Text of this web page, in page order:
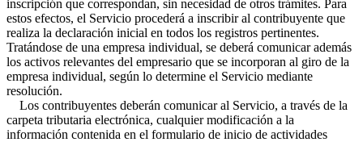
inscripción que correspondan, sin necesidad de otros trámites. Para
estos efectos, el Servicio procederá a inscribir al contribuyente que
realiza la declaración inicial en todos los registros pertinentes.
Tratándose de una empresa individual, se deberá comunicar además
los activos relevantes del empresario que se incorporan al giro de la
empresa individual, según lo determine el Servicio mediante
resolución.
Los contribuyentes deberán comunicar al Servicio, a través de la
carpeta tributaria electrónica, cualquier modificación a la
información contenida en el formulario de inicio de actividades